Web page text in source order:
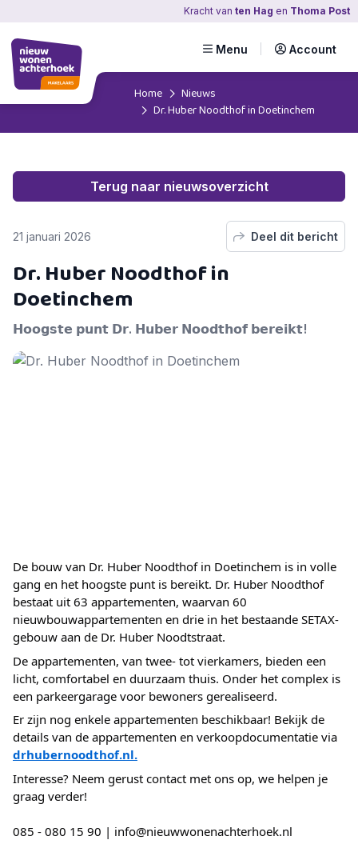
Kracht van ten Hag en Thoma Post
Menu Account
Home
Nieuws
Dr. Huber Noodthof in Doetinchem
Terug naar nieuwsoverzicht
21 januari 2026 Deel dit bericht
Dr. Huber Noodthof in
Doetinchem
𝗛𝗼𝗼𝗴𝘀𝘁𝗲 𝗽𝘂𝗻𝘁 𝗗𝗿. 𝗛𝘂𝗯𝗲𝗿 𝗡𝗼𝗼𝗱𝘁𝗵𝗼𝗳 𝗯𝗲𝗿𝗲𝗶𝗸𝘁!
De bouw van Dr. Huber Noodthof in Doetinchem is in volle
gang en het hoogste punt is bereikt. Dr. Huber Noodthof
bestaat uit 63 appartementen, waarvan 60
nieuwbouwappartementen en drie in het bestaande SETAX-
gebouw aan de Dr. Huber Noodtstraat.
De appartementen, van twee- tot vierkamers, bieden een
licht, comfortabel en duurzaam thuis. Onder het complex is
een parkeergarage voor bewoners gerealiseerd.
Er zijn nog enkele appartementen beschikbaar! Bekijk de
details van de appartementen en verkoopdocumentatie via
drhubernoodthof.nl.
Interesse? Neem gerust contact met ons op, we helpen je
graag verder!
085 - 080 15 90 | info@nieuwwonenachterhoek.nl